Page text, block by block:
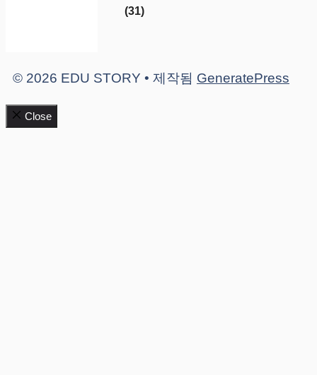
(31)
© 2026 EDU STORY • 제작됨 GeneratePress
Close